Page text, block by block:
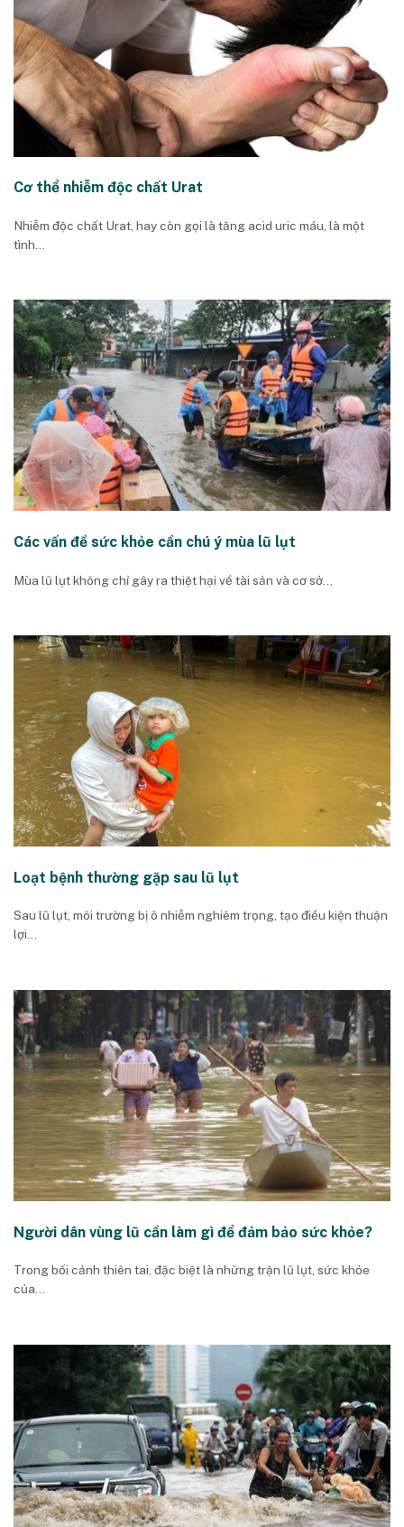
Cơ thể nhiễm độc chất Urat
Nhiễm độc chất Urat, hay còn gọi là tăng acid uric máu, là một
tình...
Các vấn đề sức khỏe cần chú ý mùa lũ lụt
Mùa lũ lụt không chỉ gây ra thiệt hại về tài sản và cơ sở...
Loạt bệnh thường gặp sau lũ lụt
Sau lũ lụt, môi trường bị ô nhiễm nghiêm trọng, tạo điều kiện thuận
lợi...
Người dân vùng lũ cần làm gì để đảm bảo sức khỏe?
Trong bối cảnh thiên tai, đặc biệt là những trận lũ lụt, sức khỏe
của...